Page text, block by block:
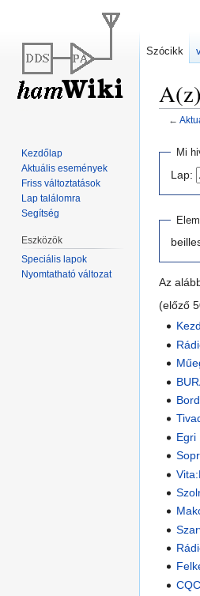
←
Ugrás
Ugrás
Mi
Lap:
Az
(előző
Egri
Szócikk
Kezdőlap
Aktuális események
Friss változtatások
Lap találomra
Segítség
Eszközök
Speciális lapok
Nyomtatható változat